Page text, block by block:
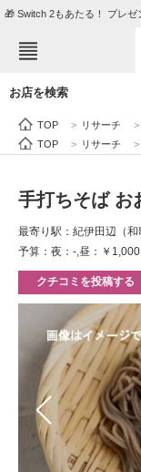
🎁 Switch 2もあたる！ プレゼ
エンタメ
住まい
動物
会員記事
メディア
注目記事を集めた
ITの今と未来を見
スマホと通信の最
お店を検索
TOP > リサーチ >
TOP
> リサーチ >
手打ちそば お
最寄り駅：紀伊田辺（和
予算：夜：-,昼：￥
クチコミを投稿する